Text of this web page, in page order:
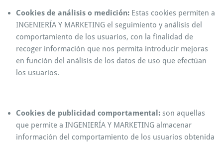
Cookies de análisis o medición: Estas cookies permiten a
INGENIERÍA Y MARKETING el seguimiento y análisis del
comportamiento de los usuarios, con la finalidad de
recoger información que nos permita introducir mejoras
en función del análisis de los datos de uso que efectúan
los usuarios.
Cookies de publicidad comportamental: son aquellas
que permite a INGENIERÍA Y MARKETING almacenar
información del comportamiento de los usuarios obtenida